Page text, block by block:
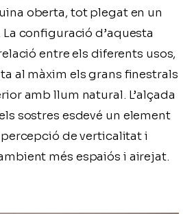
oberta, tot plegat en un
configuració d’aquesta
entre els diferents usos,
al màxim els grans finestrals
amb llum natural. L’alçada
sostres esdevé un element
de verticalitat i
més espaiós i airejat.